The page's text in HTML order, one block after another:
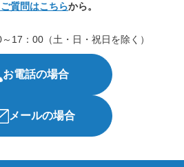
質問はこちらから。
17：00（土・日・祝日を除く）
お電話の場合
メールの場合